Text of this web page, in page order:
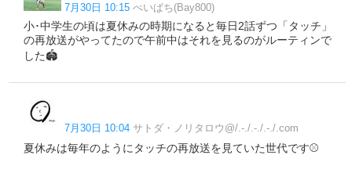
7月30日 10:15 べいぱち(Bay800)
小･中学生の頃は夏休みの時期になると毎日2話ずつ「タッチ」
の再放送がやってたので午前中はそれを見るのがルーティンで
した🏟️
7月30日 10:04 サトダ・ノリタロウ@/.-./.-./.-./.com
夏休みは毎年のようにタッチの再放送を見ていた世代です⚾️